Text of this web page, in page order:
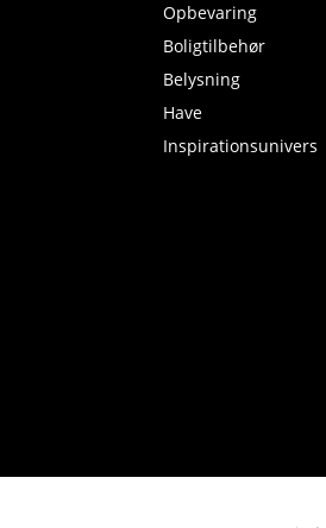
Opbevaring
Boligtilbehør
Belysning
Have
Inspirationsunivers